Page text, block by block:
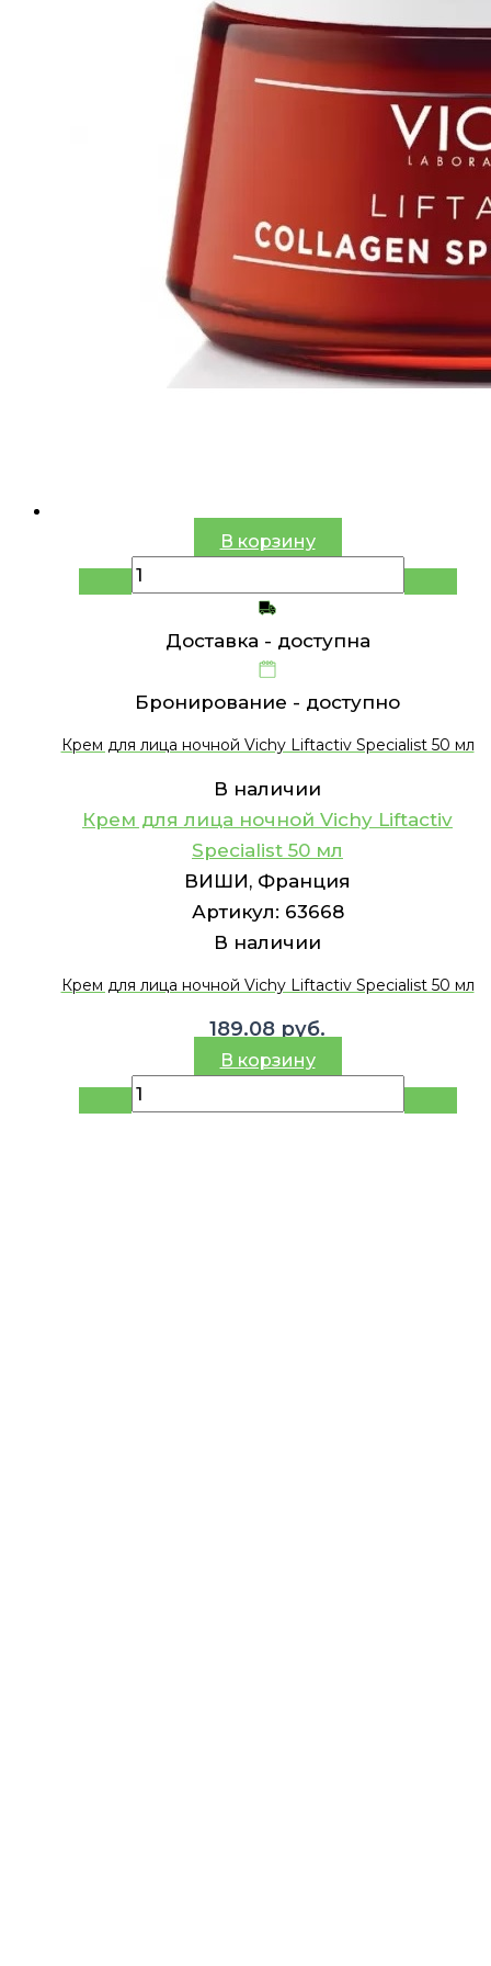
В корзину
Доставка - доступна
Бронирование - доступно
Крем для лица ночной Vichy Liftactiv Specialist 50 мл
В наличии
Крем для лица ночной Vichy Liftactiv
Specialist 50 мл
ВИШИ, Франция
Артикул: 63668
В наличии
Крем для лица ночной Vichy Liftactiv Specialist 50 мл
189.08 руб.
В корзину